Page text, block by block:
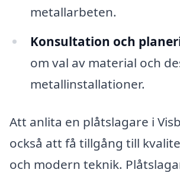
metallarbeten.
Konsultation och
om val av material och
metallinstallationer.
Att anlita en plåtslagare i
också att få tillgång till
och modern teknik.